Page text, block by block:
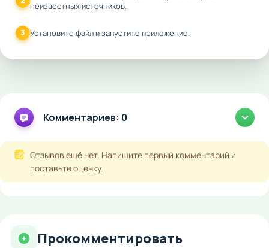
неизвестных источников.
3 Установите файл и запустите приложение.
Комментариев: 0
Отзывов ещё нет. Напишите первый комментарий и
поставьте оценку.
Прокомментировать